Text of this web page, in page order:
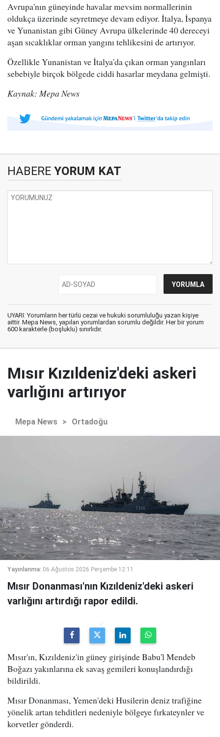
Avrupa'nın güneyinde havalar mevsim normallerinin
oldukça üzerinde seyretmeye devam ediyor. İtalya, İspanya
ve Yunanistan gibi Güney Avrupa ülkelerinde 40 dereceyi
aşan sıcaklıklar orman yangını tehlikesini de artırıyor.
Özellikle Yunanistan ve İtalya'da çıkan orman yangınları
sebebiyle birçok bölgede ciddi hasarlar meydana gelmişti.
Kaynak: Mepa News
HABERE YORUM KAT
UYARI: Yorumların her türlü cezai ve hukuki sorumluluğu yazan kişiye
aittir. Mepa News, yapılan yorumlardan sorumlu değildir. Her bir yorum
600 karakterle (boşluklu) sınırlıdır.
Mısır Kızıldeniz'deki askeri
varlığını artırıyor
Mepa News > Ortadoğu
Yayınlanma: 06 Ağustos 2026 Perşembe 12:11
Mısır Donanması'nın Kızıldeniz'deki askeri
varlığını artırdığı rapor edildi.
Mısır'ın, Kızıldeniz'in güney girişinde Babu'l Mendeb
Boğazı yakınlarına ek savaş gemileri konuşlandırdığı
bildirildi.
Mısır Donanması, Yemen'deki Husilerin deniz trafiğine
yönelik artan tehditleri nedeniyle bölgeye fırkateynler ve
korvetler gönderdi.